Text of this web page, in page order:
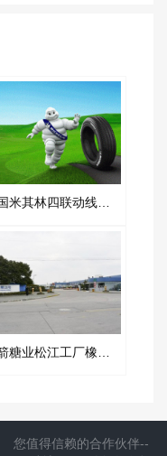
您值得信赖的合作伙伴--